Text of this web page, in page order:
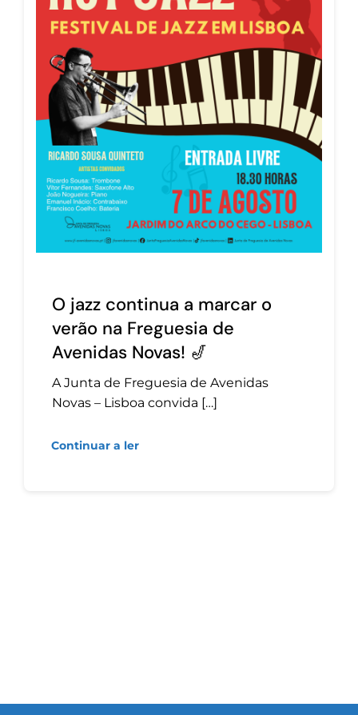
O jazz continua a marcar o
verão na Freguesia de
Avenidas Novas! 🎷
A Junta de Freguesia de Avenidas
Novas – Lisboa convida […]
Continuar a ler